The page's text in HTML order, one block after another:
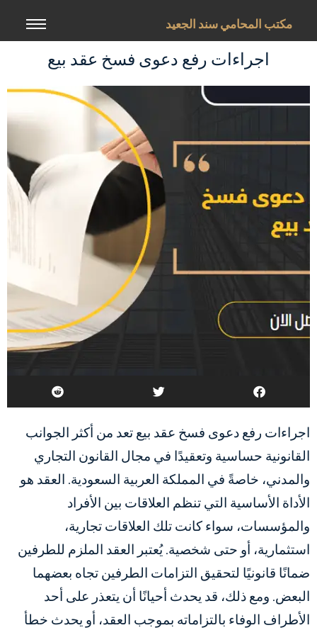
مكتب المحامي سند الجعيد
اجراءات رفع دعوى فسخ عقد بيع
اجراءات رفع دعوى فسخ عقد بيع تعد من أكثر الجوانب
القانونية حساسية وتعقيدًا في مجال القانون التجاري
والمدني، خاصةً في المملكة العربية السعودية. العقد هو
الأداة الأساسية التي تنظم العلاقات بين الأفراد
والمؤسسات، سواء كانت تلك العلاقات تجارية،
استثمارية، أو حتى شخصية. يُعتبر العقد الملزم للطرفين
ضمانًا قانونيًا لتحقيق التزامات الطرفين تجاه بعضهما
البعض. ومع ذلك، قد يحدث أحيانًا أن يتعذر على أحد
الأطراف الوفاء بالتزاماته بموجب العقد، أو يحدث خطأ